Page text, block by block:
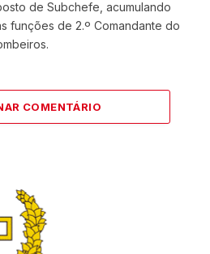
de Subchefe, acumulando
funções de 2.º Comandante do
COMENTÁRIO